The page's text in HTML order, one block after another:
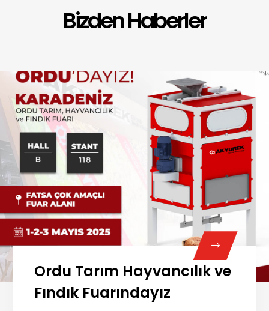
Bizden Haberler
Ordu Tarım Hayvancılık ve
Fındık Fuarındayız